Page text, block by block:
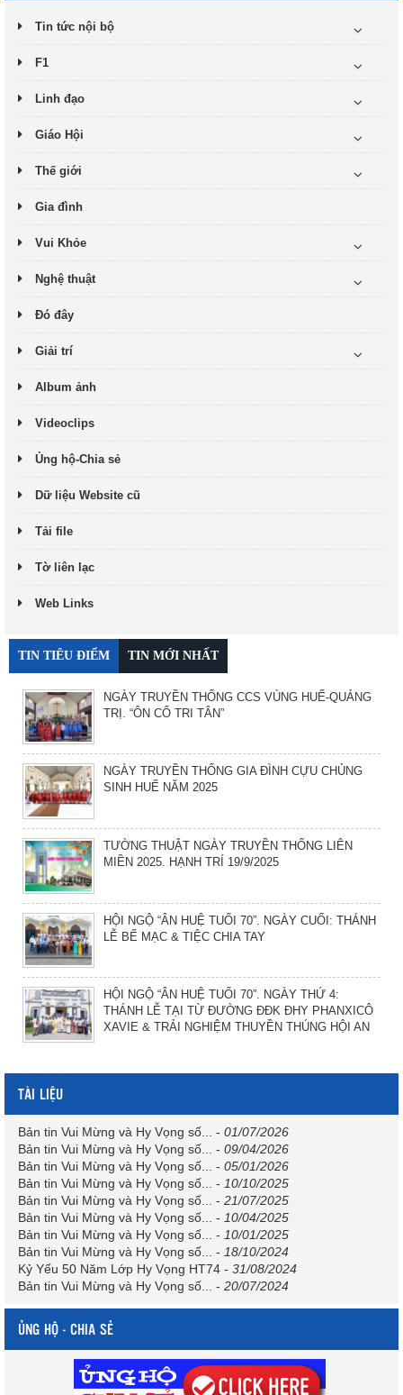
Tin tức nội bộ
F1
Linh đạo
Giáo Hội
Thế giới
Gia đình
Vui Khỏe
Nghệ thuật
Đó đây
Giải trí
Album ảnh
Videoclips
Ủng hộ-Chia sẻ
Dữ liệu Website cũ
Tải file
Tờ liên lạc
Web Links
TIN TIÊU ĐIỂM TIN MỚI NHẤT
NGÀY TRUYỀN THỐNG CCS VÙNG HUẾ-QUẢNG
TRỊ. “ÔN CỐ TRI TÂN”
NGÀY TRUYỀN THỐNG GIA ĐÌNH CỰU CHỦNG
SINH HUẾ NĂM 2025
TƯỜNG THUẬT NGÀY TRUYỀN THỐNG LIÊN
MIỀN 2025. HẠNH TRÍ 19/9/2025
HỘI NGỘ “ÂN HUỆ TUỔI 70”. NGÀY CUỐI: THÁNH
LỄ BẾ MẠC & TIỆC CHIA TAY
HỘI NGỘ “ÂN HUỆ TUỔI 70”. NGÀY THỨ 4:
THÁNH LỄ TẠI TỪ ĐƯỜNG ĐĐK ĐHY PHANXICÔ
XAVIE & TRẢI NGHIỆM THUYỀN THÚNG HỘI AN
TÀI LIỆU
Bản tin Vui Mừng và Hy Vọng số... - 01/07/2026
Bản tin Vui Mừng và Hy Vọng số...
- 09/04/2026
Bản tin Vui Mừng và Hy Vọng số...
- 05/01/2026
Bản tin Vui Mừng và Hy Vọng số...
- 10/10/2025
Bản tin Vui Mừng và Hy Vọng số...
- 21/07/2025
Bản tin Vui Mừng và Hy Vọng số...
- 10/04/2025
Bản tin Vui Mừng và Hy Vọng số...
- 10/01/2025
Bản tin Vui Mừng và Hy Vọng số...
- 18/10/2024
Kỷ Yếu 50 Năm Lớp Hy Vọng HT74 - 31/08/2024
Bản tin Vui Mừng và Hy Vọng số...
- 20/07/2024
ỦNG HỘ - CHIA SẺ